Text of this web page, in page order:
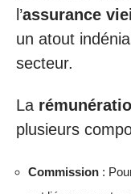
l’assurance
un atout
secteur.
La
plusieurs
Commission :